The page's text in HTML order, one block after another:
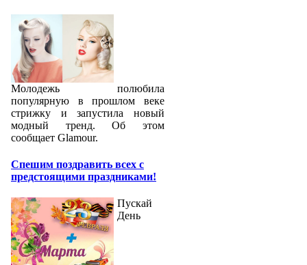
Молодежь полюбила
популярную в прошлом веке
стрижку и запустила новый
модный тренд. Об этом
сообщает Glamour.
Спешим поздравить всех с
предстоящими праздниками!
Пускай
День